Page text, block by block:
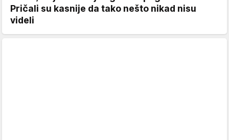
Pričali su kasnije da tako nešto nikad nisu
videli